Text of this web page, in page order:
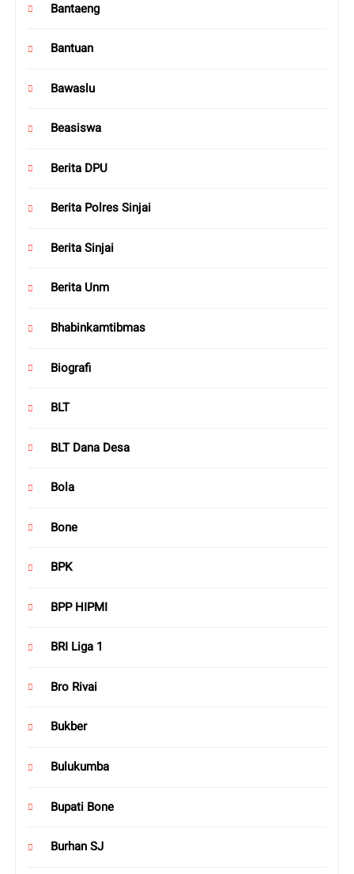
Bantaeng
Bantuan
Bawaslu
Beasiswa
Berita DPU
Berita Polres Sinjai
Berita Sinjai
Berita Unm
Bhabinkamtibmas
Biografi
BLT
BLT Dana Desa
Bola
Bone
BPK
BPP HIPMI
BRI Liga 1
Bro Rivai
Bukber
Bulukumba
Bupati Bone
Burhan SJ